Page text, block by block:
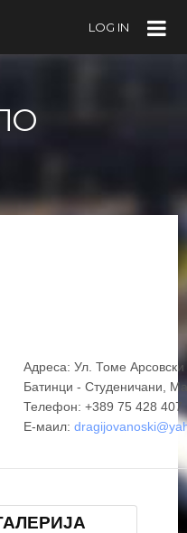
LOG IN
Адреса: Ул. Томе
Батинци - Студеничани,
Телефон: +389 75 428 407
Е-маил:
×